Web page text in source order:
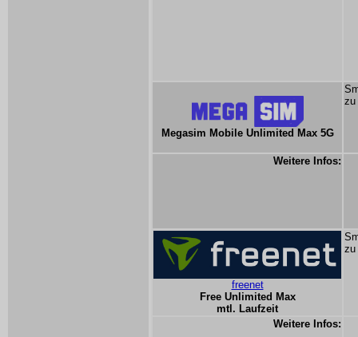
Megasim Mobile Unlimited Max 5G
zu
Weitere Infos:
freenet
Free Unlimited Max
mtl. Laufzeit
zu
Weitere Infos: